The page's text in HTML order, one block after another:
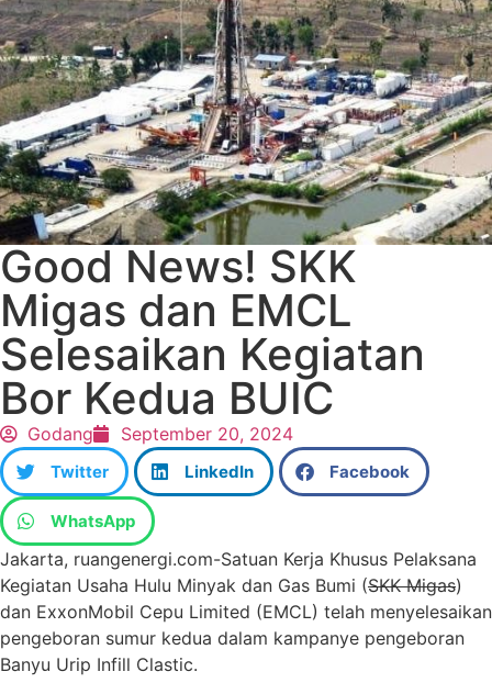
Good News! SKK
Migas dan EMCL
Selesaikan Kegiatan
Bor Kedua BUIC
Godang September 20, 2024
Twitter LinkedIn Facebook
WhatsApp
Jakarta, ruangenergi.com-Satuan Kerja Khusus Pelaksana
Kegiatan Usaha Hulu Minyak dan Gas Bumi (SKK Migas)
dan ExxonMobil Cepu Limited (EMCL) telah menyelesaikan
pengeboran sumur kedua dalam kampanye pengeboran
Banyu Urip Infill Clastic.